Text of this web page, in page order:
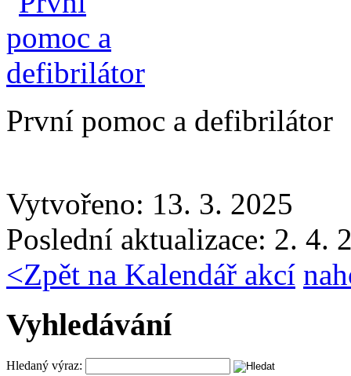
První pomoc a defibrilátor
Vytvořeno: 13. 3. 2025
Poslední aktualizace: 2. 4.
<Zpět na Kalendář akcí
Vyhledávání
Hledaný výraz: